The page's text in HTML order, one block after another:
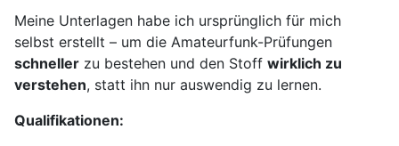
Meine Unterlagen habe ich ursprünglich für mich
selbst erstellt – um die Amateurfunk-Prüfungen
schneller zu bestehen und den Stoff wirklich zu
verstehen, statt ihn nur auswendig zu lernen.
Qualifikationen: